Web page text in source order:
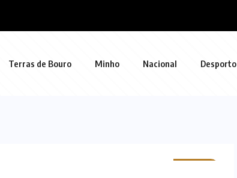
Terras de Bouro Minho Nacional Desporto